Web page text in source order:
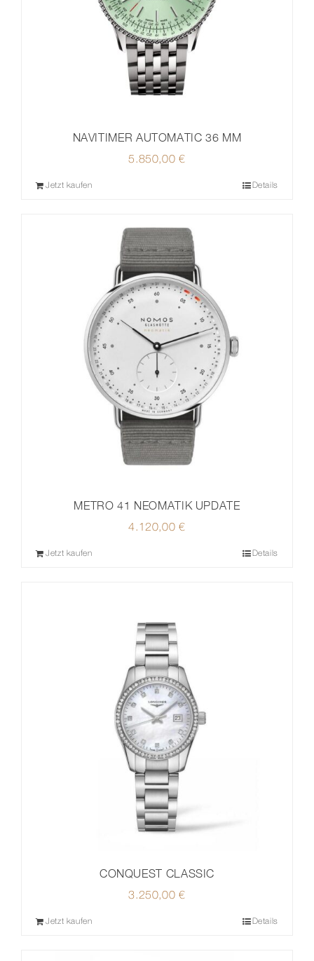
NAVITIMER AUTOMATIC 36 MM
5.850,00€
Jetzt kaufen Details
METRO 41 NEOMATIK UPDATE
4.120,00€
Jetzt kaufen Details
CONQUEST CLASSIC
3.250,00€
Jetzt kaufen Details